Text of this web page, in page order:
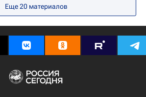
Еще 20 материалов